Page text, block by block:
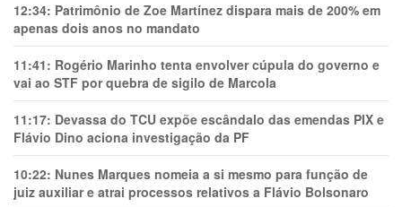
12:34: Patrimônio de Zoe Martínez dispara mais de 200% em
apenas dois anos no mandato
11:41: Rogério Marinho tenta envolver cúpula do governo e
vai ao STF por quebra de sigilo de Marcola
11:17: Devassa do TCU expõe escândalo das emendas PIX e
Flávio Dino aciona investigação da PF
10:22: Nunes Marques nomeia a si mesmo para função de
juiz auxiliar e atrai processos relativos a Flávio Bolsonaro